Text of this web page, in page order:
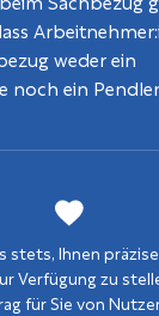
weder ein
noch ein
stets, Ihnen
Verfügung zu
für Sie von